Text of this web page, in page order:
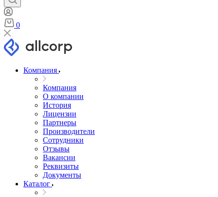
0
Компания
Компания
О компании
История
Лицензии
Партнеры
Производители
Сотрудники
Отзывы
Вакансии
Реквизиты
Документы
Каталог